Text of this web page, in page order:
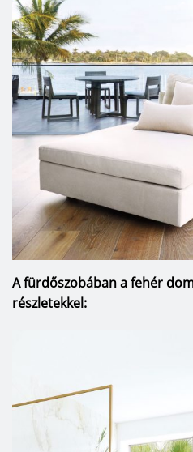
A fürdőszobában a fehér
részletekkel: